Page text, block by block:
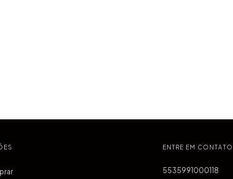
ENTRE EM CONTATO
5535991000118